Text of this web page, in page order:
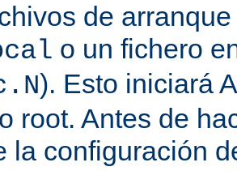
de
o un fichero
). Esto iniciará
root. Antes de
la configuración